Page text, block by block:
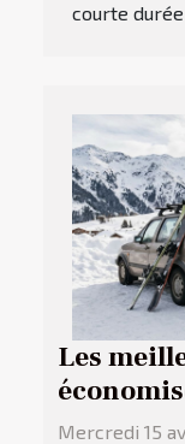
courte
Les
Mercredi 15